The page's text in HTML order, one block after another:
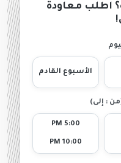
اطلب معاودة
الأسبوع القادم
: إلى)
5:00 PM
10:00 PM